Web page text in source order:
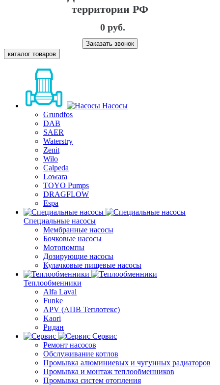
территории РФ
0 руб.
Заказать звонок
каталог товаров
Насосы
Grundfos
DAB
SAER
Waterstry
Zenit
Wilo
Calpeda
Lowara
TOYO Pumps
DRAGFLOW
Espa
Специальные насосы
Мембранные насосы
Бочковые насосы
Мотопомпы
Дозирующие насосы
Кулачковые пищевые насосы
Теплообменники
Alfa Laval
Funke
APV (АПВ Теплотекс)
Kaori
Ридан
Сервис
Ремонт насосов
Обслуживание котлов
Промывка алюминиевых и чугунных радиаторов
Промывка и монтаж теплообменников
Промывка систем отопления